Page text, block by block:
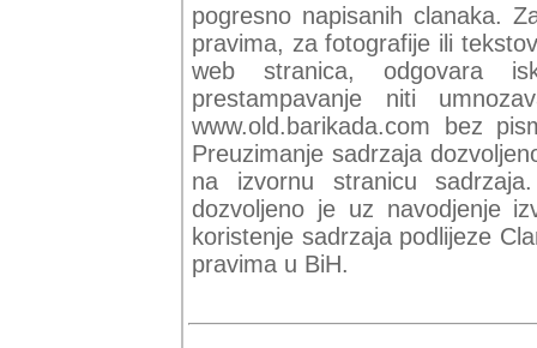
pogresno napisanih clanaka.
pravima, za fotografije ili
web stranica, odgovara
prestampavanje niti
www.old.barikada.com bez
Preuzimanje sadrzaja
na izvornu stranicu
dozvoljeno je uz navodjenje
koristenje sadrzaja podlijeze
pravima u BiH.